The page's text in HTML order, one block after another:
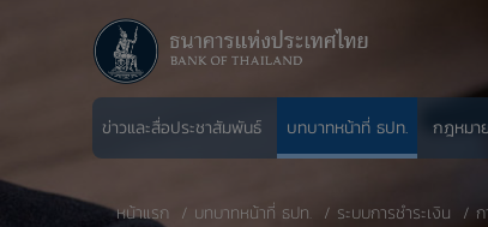
ข่าวและสื่อประชาสัมพันธ์ บทบาทหน้าที่ ธปท. กฎหมา
หน้าแรก บทบาทหน้าที่ ธปท. ระบบการชำระเงิน